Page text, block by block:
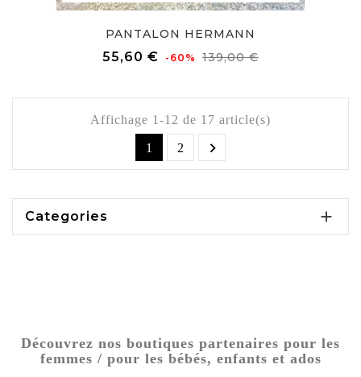
PANTALON HERMANN
55,60 € Prix
-60% 139,00 €Prix
Affichage 1-12 de 17 article(s)
1 2 
Categories 
Découvrez nos boutiques partenaires pour les
femmes / pour les bébés, enfants et ados